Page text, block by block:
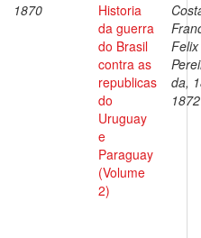
1870
Historia
da guerra
do Brasil
contra as
republicas
do
Uruguay
e
Paraguay
(Volume
2)
Felix
da,
1872